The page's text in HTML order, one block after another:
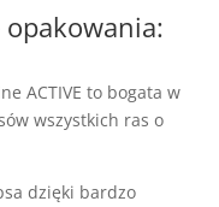
ACTIVE to bogata w
wszystkich ras o
dzięki bardzo